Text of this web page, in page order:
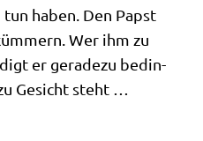
haben. Den Papst
Wer ihm zu
er gera­de­zu bedin­
Gesicht steht …